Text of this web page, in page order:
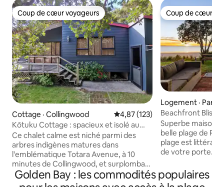
Coup de cœur voyageurs
Coup de cœur voyageurs
Cottage · Collingwood Note moyenne de 4,87 sur 5,
4,87 (123)
Kōtuku Cottage : spacieux et isolé au
bord de l'eau
Ce chalet calme est niché parmi des
arbres indigènes matures dans
l'emblématique Totara Avenue, à 10
minutes de Collingwood, et surplombant
un estuaire à marée et des collines
couvertes de brousse, avec la plage
Coup de cœur
Coup de cœur
Logement ·
Beachfront Bliss
cœur en bord de
Superbe maison
belle plage de
plage est
de votre porte.
avec un
l'océan. Profitez de votre sanctuaire
Golden Bay : les commodités populaires